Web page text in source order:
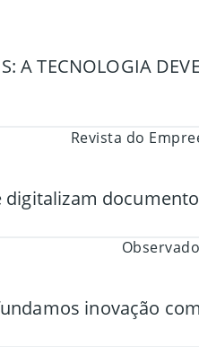
A TECNOLOGIA
digitalizam
inovação